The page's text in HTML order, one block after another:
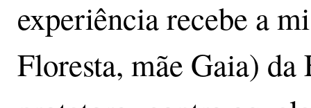
experiência recebe a
Floresta, mãe Gaia) da